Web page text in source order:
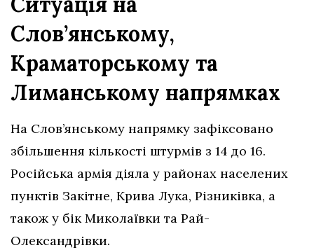
Слов’янському,
Краматорському та
Лиманському напрямках
На Слов’янському напрямку зафіксовано
збільшення кількості штурмів з 14 до 16.
Російська армія діяла у районах населених
пунктів Закітне, Крива Лука, Різниківка, а
також у бік Миколаївки та Рай-
Олександрівки.